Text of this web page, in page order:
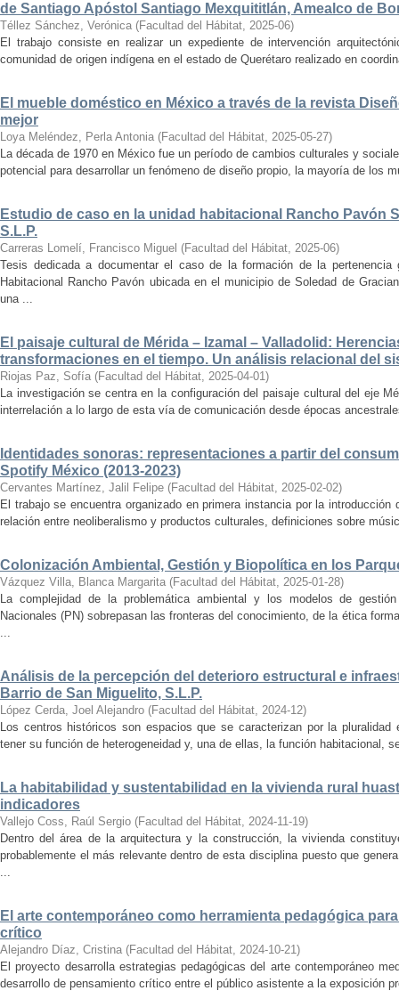
de Santiago Apóstol Santiago Mexquititlán, Amealco de
Téllez Sánchez, Verónica (Facultad del Hábitat, 2025-06)
El trabajo consiste en realizar un expediente de intervención
comunidad de origen indígena en el estado de Querétaro realizado en
El mueble doméstico en México a través de la revista
mejor
Loya Meléndez, Perla Antonia (Facultad del Hábitat, 2025-05-27)
La década de 1970 en México fue un período de cambios culturales y
potencial para desarrollar un fenómeno de diseño propio, la mayoría de los
Estudio de caso en la unidad habitacional Rancho Pavón
S.L.P.
Carreras Lomelí, Francisco Miguel (Facultad del Hábitat, 2025-06)
Tesis dedicada a documentar el caso de la formación de la
Habitacional Rancho Pavón ubicada en el municipio de Soledad de
una ...
El paisaje cultural de Mérida – Izamal – Valladolid:
transformaciones en el tiempo. Un análisis relacional del
Riojas Paz, Sofía (Facultad del Hábitat, 2025-04-01)
La investigación se centra en la configuración del paisaje cultural del eje
interrelación a lo largo de esta vía de comunicación desde épocas
Identidades sonoras: representaciones a partir del
Spotify México (2013-2023)
Cervantes Martínez, Jalil Felipe (Facultad del Hábitat, 2025-02-02)
El trabajo se encuentra organizado en primera instancia por la
relación entre neoliberalismo y productos culturales, definiciones sobre
Colonización Ambiental, Gestión y Biopolítica en los
Vázquez Villa, Blanca Margarita (Facultad del Hábitat, 2025-01-28)
La complejidad de la problemática ambiental y los modelos de
Nacionales (PN) sobrepasan las fronteras del conocimiento, de la ética
...
Análisis de la percepción del deterioro estructural e
Barrio de San Miguelito, S.L.P.
López Cerda, Joel Alejandro (Facultad del Hábitat, 2024-12)
Los centros históricos son espacios que se caracterizan por la
tener su función de heterogeneidad y, una de ellas, la función habitacional,
La habitabilidad y sustentabilidad en la vivienda rural
indicadores
Vallejo Coss, Raúl Sergio (Facultad del Hábitat, 2024-11-19)
Dentro del área de la arquitectura y la construcción, la vivienda
probablemente el más relevante dentro de esta disciplina puesto que
...
El arte contemporáneo como herramienta pedagógica
crítico
Alejandro Díaz, Cristina (Facultad del Hábitat, 2024-10-21)
El proyecto desarrolla estrategias pedagógicas del arte contemporáneo
desarrollo de pensamiento crítico entre el público asistente a la exposición